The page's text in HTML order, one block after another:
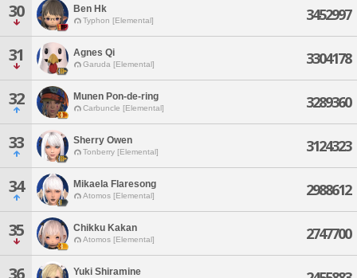
30 Ben Hk
Typhon [Elemental] 3452997
31 Agnes Qi
Garuda [Elemental] 3304178
32 Munen Pon-de-ring
Carbuncle [Elemental] 3289360
33 Sherry Owen
Tonberry [Elemental] 3124323
34 Mikaela Flaresong
Atomos [Elemental] 2988612
35 Chikku Kakan
Atomos [Elemental] 2747700
36 Yuki Shiramine